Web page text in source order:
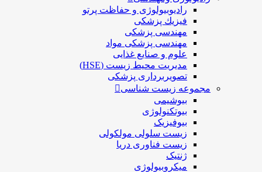
رادیوبیولوژی و حفاظت پرتو
فيزيك پزشکی
مهندسی پزشکی
مهندسی پزشکی مواد
علوم و صنايع غذایی
مدیریت محیط زیست (HSE)
تصویربرداری پزشکی
مجموعه زیست شناسی
بیوشیمی
بیوتکنولوژی
بیوفیزیک
زیست سلولی مولکولی
زیست فناوری دریا
ژنتیک
میکروبیولوژی